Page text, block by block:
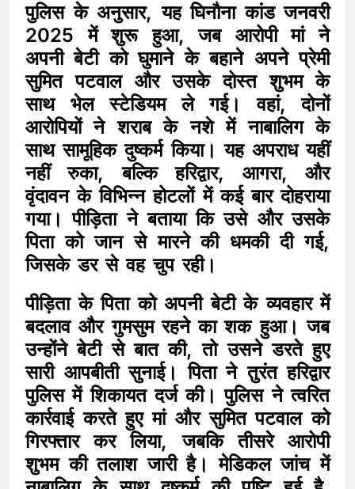
पुलिस के अनुसार, यह घिनौना कांड जनवरी
2025 में शुरू हुआ, जब आरोपी मां ने
अपनी बेटी को घुमाने के बहाने अपने प्रेमी
सुमित पटवाल और उसके दोस्त शुभम के
साथ भेल स्टेडियम ले गई। वहां, दोनों
आरोपियों ने शराब के नशे में नाबालिग के
साथ सामूहिक दुष्कर्म किया। यह अपराध यहीं
नहीं रुका, बल्कि हरिद्वार, आगरा, और
वृंदावन के विभिन्न होटलों में कई बार दोहराया
गया। पीड़िता ने बताया कि उसे और उसके
पिता को जान से मारने की धमकी दी गई,
जिसके डर से वह चुप रही।
पीड़िता के पिता को अपनी बेटी के व्यवहार में
बदलाव और गुमसुम रहने का शक हुआ। जब
उन्होंने बेटी से बात की, तो उसने डरते हुए
सारी आपबीती सुनाई। पिता ने तुरंत हरिद्वार
पुलिस में शिकायत दर्ज की। पुलिस ने त्वरित
कार्रवाई करते हुए मां और सुमित पटवाल को
गिरफ्तार कर लिया, जबकि तीसरे आरोपी
शुभम की तलाश जारी है। मेडिकल जांच में